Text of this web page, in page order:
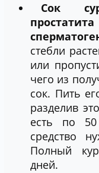
Сок
стебли
или
чего из
сок. Пить
разделив
есть по
средство
Полный
дней.